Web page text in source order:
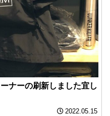
ナーの刷新しました宜し
2022.05.15